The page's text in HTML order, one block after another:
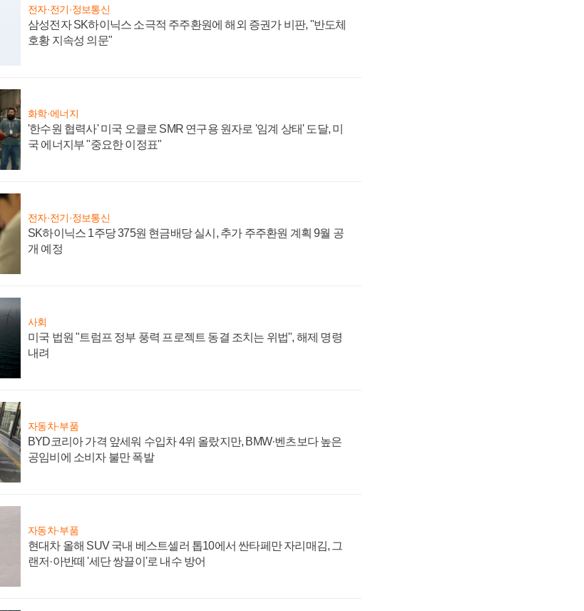
전자·전기·정보통신
삼성전자 SK하이닉스 소극적 주주환원에 해외 증권가 비판, "반도체
호황 지속성 의문"
화학·에너지
'한수원 협력사' 미국 오클로 SMR 연구용 원자로 '임계 상태' 도달, 미
국 에너지부 "중요한 이정표"
전자·전기·정보통신
SK하이닉스 1주당 375원 현금배당 실시, 추가 주주환원 계획 9월 공
개 예정
사회
미국 법원 "트럼프 정부 풍력 프로젝트 동결 조치는 위법", 해제 명령
내려
자동차·부품
BYD코리아 가격 앞세워 수입차 4위 올랐지만, BMW·벤츠보다 높은
공임비에 소비자 불만 폭발
자동차·부품
현대차 올해 SUV 국내 베스트셀러 톱10에서 싼타페만 자리매김, 그
랜저·아반떼 '세단 쌍끌이'로 내수 방어